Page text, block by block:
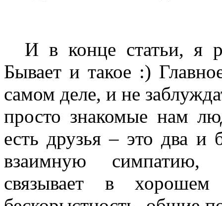
И в конце статьи, я
Бывает и такое :)
самом деле, и не
просто знакомые нам
есть друзья – это два и
взаимную симпатию,
связывает в